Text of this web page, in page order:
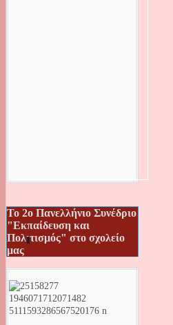
Το 2ο Πανελλήνιο Συνέδριο
"Εκπαίδευση και
Πολιτισμός" στο σχολείο
μας